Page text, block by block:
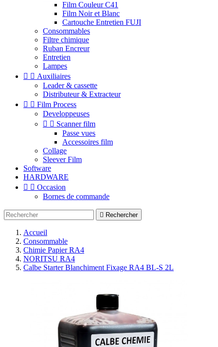
Film Couleur C41
Film Noir et Blanc
Cartouche Entretien FUJI
Consommables
Filtre chimique
Ruban Encreur
Entretien
Lampes
  Auxiliaires
Leader & cassette
Distributeur & Extracteur
  Film Process
Developpeuses
  Scanner film
Passe vues
Accessoires film
Collage
Sleever Film
Software
HARDWARE
  Occasion
Bornes de commande
 Rechercher
Accueil
Consommable
Chimie Papier RA4
NORITSU RA4
Calbe Starter Blanchiment Fixage RA4 BL-S 2L